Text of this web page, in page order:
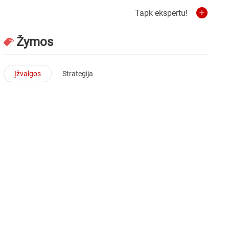
Tapk ekspertu!
Žymos
Įžvalgos Strategija